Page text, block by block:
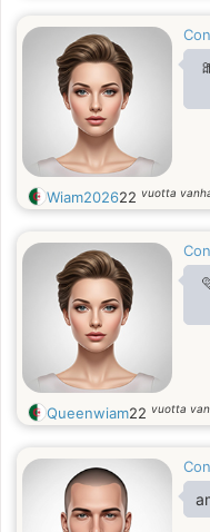
Wiam202622 vuotta
كله 🎀🩷
Queenwiam22 vuotta